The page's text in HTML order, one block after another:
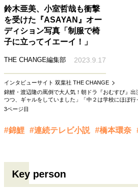
鈴木亜美、小室哲哉も衝撃
を受けた『ASAYAN』オー
ディション写真「制服で椅
子に立ってイエーイ！」
THE CHANGE編集部 2023.9.17
インタビューサイト 双葉社 THE CHANGE
錦鯉・渡辺隆の罵倒で大人気！朝ドラ『おむすび』出
つつ、ギャルをしていました」「中２は学校にほぼ行
3ページ目
#錦鯉 #連続テレビ小説 #橋本環奈
Key person